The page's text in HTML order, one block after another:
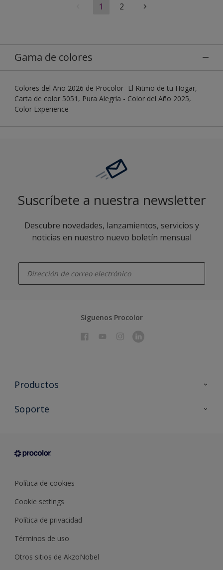
1 2
Gama de colores
Colores del Año 2026 de Procolor- El Ritmo de tu Hogar,
Carta de color 5051, Pura Alegría - Color del Año 2025,
Color Experience
Suscríbete a nuestra newsletter
Descubre novedades, lanzamientos, servicios y
noticias en nuestro nuevo boletín mensual
Síguenos Procolor
Productos
Todos los productos
Condiciones generales de venta
Soporte
Sobre Procolor
Política de cookies
Cookie settings
Política de privacidad
Términos de uso
Otros sitios de AkzoNobel